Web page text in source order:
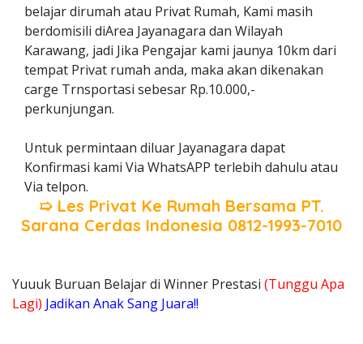
belajar dirumah atau Privat Rumah, Kami masih
berdomisili diArea Jayanagara dan Wilayah
Karawang, jadi Jika Pengajar kami jaunya 10km dari
tempat Privat rumah anda, maka akan dikenakan
carge Trnsportasi sebesar Rp.10.000,-
perkunjungan.
Untuk permintaan diluar Jayanagara dapat
Konfirmasi kami Via WhatsAPP terlebih dahulu atau
Via telpon.
➯ Les Privat Ke Rumah Bersama PT.
Sarana Cerdas Indonesia 0812-1993-7010
Yuuuk Buruan Belajar di Winner Prestasi (Tunggu Apa
Lagi) Jadikan Anak Sang Juara!!